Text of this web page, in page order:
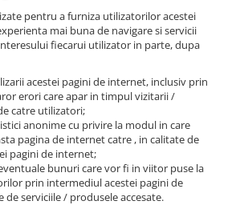
pentru a furniza utilizatorilor acestei
mai buna de navigare si servicii
fiecarui utilizator in parte, dupa
acestei pagini de internet, inclusiv prin
erori care apar in timpul vizitarii /
catre utilizatori;
anonime cu privire la modul in care
pagina de internet catre , in calitate de
pagini de internet;
bunuri care vor fi in viitor puse la
prin intermediul acestei pagini de
serviciile / produsele accesate.